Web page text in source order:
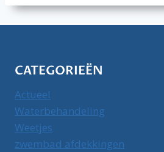
CATEGORIEËN
Actueel
Waterbehandeling
Weetjes
zwembad afdekkingen